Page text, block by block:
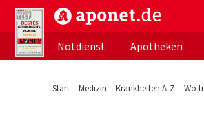
aponet.de - Das offizielle
Notdienst
Apotheken
Start Medizin Krankheiten A-Z Wo